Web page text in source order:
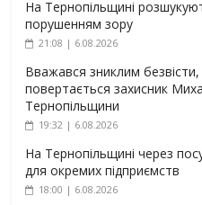
На Тернопільщині
порушенням зору
21:08 | 6.08.2026
Вважався зниклим
повертається захисник
Тернопільщини
19:32 | 6.08.2026
На Тернопільщині через
для окремих підприємств
18:00 | 6.08.2026